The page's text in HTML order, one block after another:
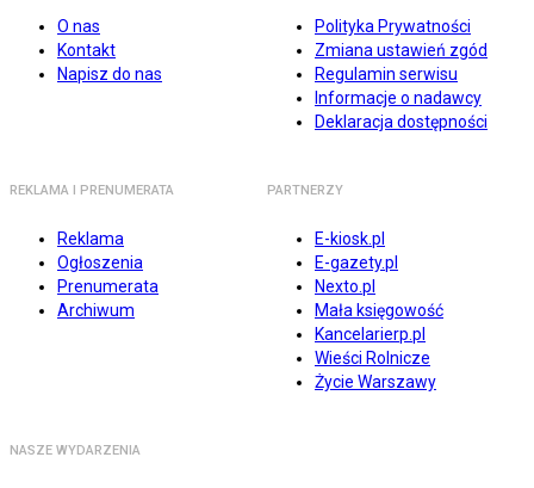
O nas
Kontakt
Napisz do nas
Polityka Prywatności
Zmiana ustawień zgód
Regulamin serwisu
Informacje o nadawcy
Deklaracja dostępności
REKLAMA I PRENUMERATA
Reklama
Ogłoszenia
Prenumerata
Archiwum
PARTNERZY
E-kiosk.pl
E-gazety.pl
Nexto.pl
Mała księgowość
Kancelarierp.pl
Wieści Rolnicze
Życie Warszawy
NASZE WYDARZENIA